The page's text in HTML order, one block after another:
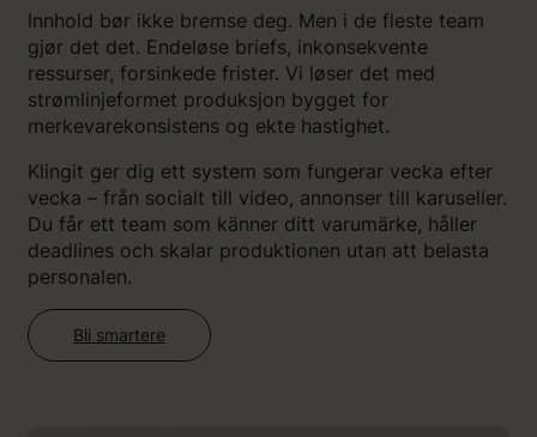
Innhold bør ikke bremse deg. Men i de fleste team
gjør det det. Endeløse briefs, inkonsekvente
ressurser, forsinkede frister. Vi løser det med
strømlinjeformet produksjon bygget for
merkevarekonsistens og ekte hastighet.
Klingit ger dig ett system som fungerar vecka efter
vecka – från socialt till video, annonser till karuseller.
Du får ett team som känner ditt varumärke, håller
deadlines och skalar produktionen utan att belasta
personalen.
Bli smartere